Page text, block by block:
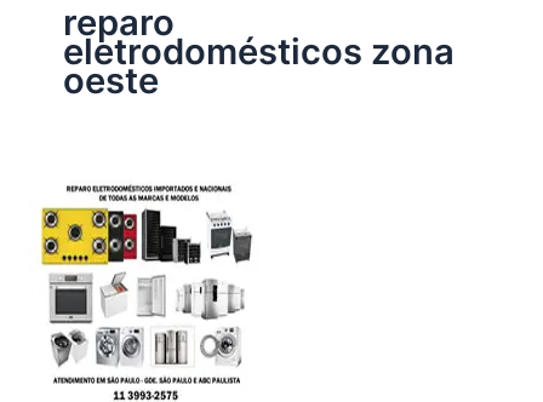
reparo
eletrodomésticos zona
oeste